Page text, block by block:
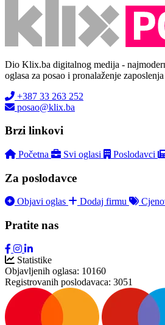
Dio Klix.ba digitalnog medija -
oglasa za posao i pronalaženje
+387 33 263 252
posao@klix.ba
Brzi linkovi
Početna Svi oglasi Poslodavci
Za poslodavce
Objavi oglas Dodaj firmu
Pratite nas
Statistike
Objavljenih oglasa: 10160
Registrovanih poslodavaca: 3051